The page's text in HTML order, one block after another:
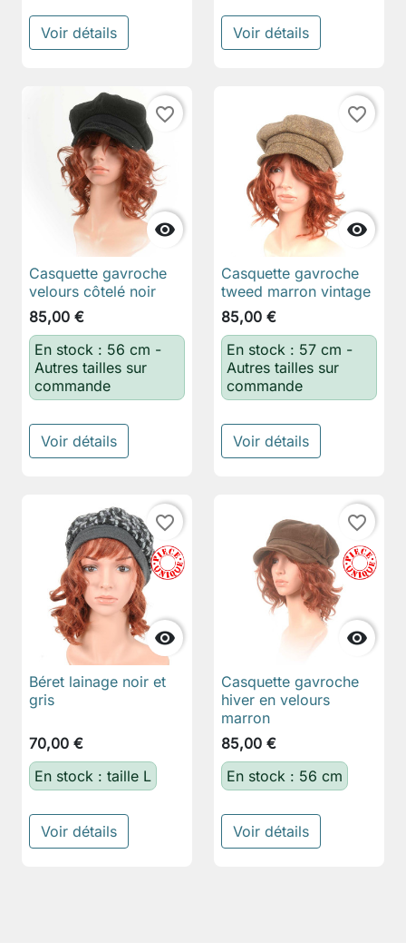
Voir détails Voir détails

favorite_border
Casquette gavroche
velours côtelé noir
85,00 €
En stock : 56 cm -
Autres tailles sur
commande
Voir détails

favorite_border
Casquette gavroche
tweed marron vintage
85,00 €
En stock : 57 cm -
Autres tailles sur
commande
Voir détails

favorite_border
Béret lainage noir et
gris
70,00 €
En stock : taille L
Voir détails

favorite_border
Casquette gavroche
hiver en velours
marron
85,00 €
En stock : 56 cm
Voir détails